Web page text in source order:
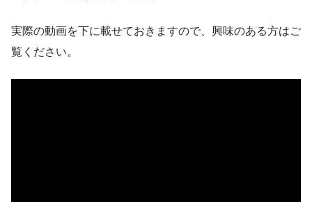
実際の動画を下に載せておきますので、興味のある方はご
覧ください。